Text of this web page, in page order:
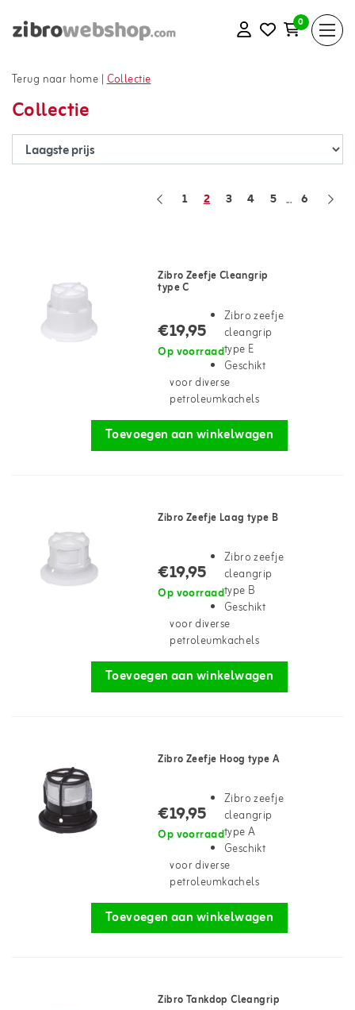
0
Terug naar home |Collectie
Collectie
1 2 3 4 5 ... 6
Zibro Zeefje Cleangrip
type C
€19,95
Op voorraad
Zibro zeefje
cleangrip
type E
Geschikt
voor diverse
petroleumkachels
Toevoegen aan winkelwagen
Zibro Zeefje Laag type B
€19,95
Op voorraad
Zibro zeefje
cleangrip
type B
Geschikt
voor diverse
petroleumkachels
Toevoegen aan winkelwagen
Zibro Zeefje Hoog type A
€19,95
Op voorraad
Zibro zeefje
cleangrip
type A
Geschikt
voor diverse
petroleumkachels
Toevoegen aan winkelwagen
Zibro Tankdop Cleangrip